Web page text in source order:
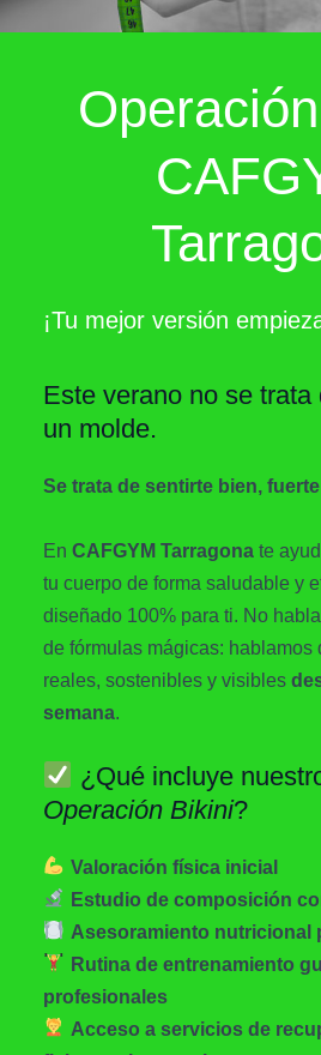
¡Tu mejor versión
Este verano no se trata
un molde.
Se trata de sentirte bien,
En CAFGYM Tarragona te
tu cuerpo de forma saludable y
diseñado 100% para ti. No
de fórmulas mágicas: hablamos
reales, sostenibles y visibles
semana
¿Qué incluye
Operación Bikini?
Valoración física inicial
Estudio de composición
Asesoramiento nutricional
Rutina de entrenamiento
profesionales
Acceso a servicios de